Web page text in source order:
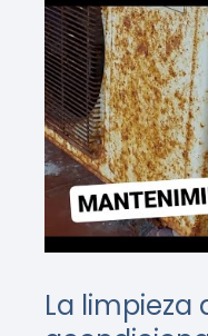
La limpieza